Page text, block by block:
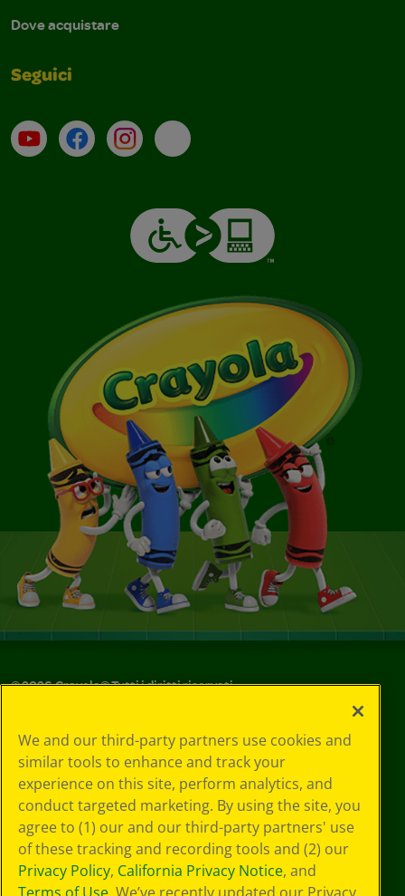
Dove acquistare
Seguici
Su YouTube
ContattiProfilo Instagram
Email
©2026Crayola® Tutti i diritti riservati.
in materia di
privacy
Informativa sulla
privacy
Termini SMS
GDPR
Informativa sulla
privacy di CA
We and our third-party partners use cookies and
similar tools to enhance and track your
experience on this site, perform analytics, and
conduct targeted marketing. By using the site, you
agree to (1) our and our third-party partners' use
of these tracking and recording tools and (2) our
Privacy Policy, California Privacy Notice, and